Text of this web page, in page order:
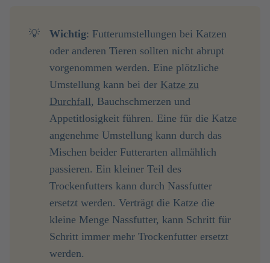
💡 Wichtig: Futterumstellungen bei Katzen
oder anderen Tieren sollten nicht abrupt
vorgenommen werden. Eine plötzliche
Umstellung kann bei der Katze zu
Durchfall, Bauchschmerzen und
Appetitlosigkeit führen. Eine für die Katze
angenehme Umstellung kann durch das
Mischen beider Futterarten allmählich
passieren. Ein kleiner Teil des
Trockenfutters kann durch Nassfutter
ersetzt werden. Verträgt die Katze die
kleine Menge Nassfutter, kann Schritt für
Schritt immer mehr Trockenfutter ersetzt
werden.